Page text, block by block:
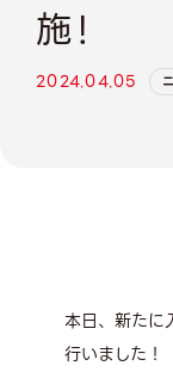
施！
2024.04.05
本日、新たに
行いました！